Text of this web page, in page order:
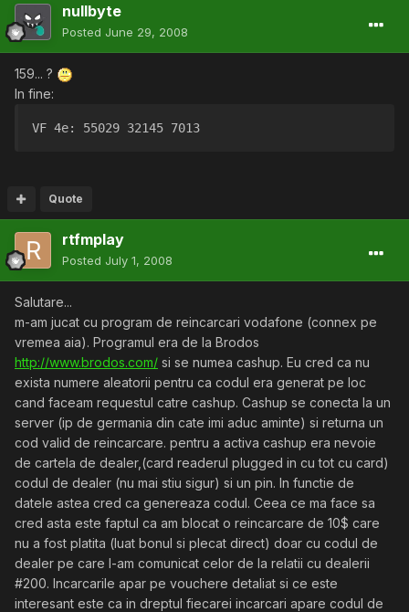
nullbyte
Posted June 29, 2008
159... ?
In fine:
VF 4e: 55029 32145 7013
Quote
rtfmplay
Posted July 1, 2008
Salutare...
m-am jucat cu program de reincarcari vodafone (connex pe
vremea aia). Programul era de la Brodos
http://www.brodos.com/ si se numea cashup. Eu cred ca nu
exista numere aleatorii pentru ca codul era generat pe loc
cand faceam requestul catre cashup. Cashup se conecta la un
server (ip de germania din cate imi aduc aminte) si returna un
cod valid de reincarcare. pentru a activa cashup era nevoie
de cartela de dealer,(card readerul plugged in cu tot cu card)
codul de dealer (nu mai stiu sigur) si un pin. In functie de
datele astea cred ca genereaza codul. Ceea ce ma face sa
cred asta este faptul ca am blocat o reincarcare de 10$ care
nu a fost platita (luat bonul si plecat direct) doar cu codul de
dealer pe care l-am comunicat celor de la relatii cu dealerii
#200. Incarcarile apar pe vouchere detaliat si ce este
interesant este ca in dreptul fiecarei incarcari apare codul de